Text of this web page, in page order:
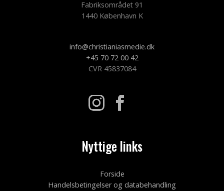
Fabriksområdet 91
1440 København K
info@christianiasmedie.dk
+45 70 72 00 42
CVR 45837084
Nyttige links
Forside
Handelsbetingelser og databehandling